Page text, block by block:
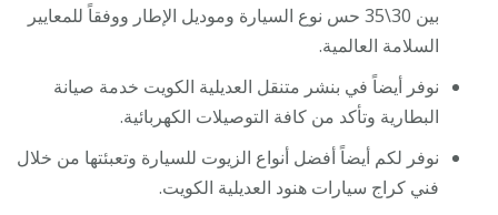
بين 30\35 حس نوع السيارة وموديل الإطار ووفقاً للمعايير
السلامة العالمية.
نوفر أيضاً في بنشر متنقل العديلية الكويت خدمة صيانة
البطارية وتأكد من كافة التوصيلات الكهربائية.
نوفر لكم أيضاً أفضل أنواع الزيوت للسيارة وتعبئتها من خلال
فني كراج سيارات هنود العديلية الكويت.